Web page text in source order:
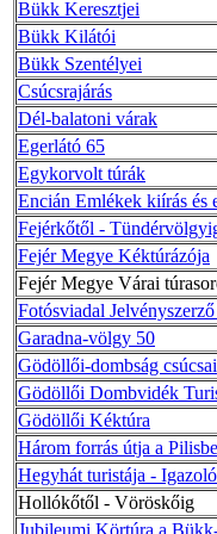
Bükk Keresztjei
Bükk Kilátói
Bükk Szentélyei
Csúcsrajárás
Dél-balatoni várak
Egerlátó 65
Egykorvolt túrák
Encián Emlékek kiírás és
Fejérkőtől -
Fejér Megye Kéktúrázója
Fejér Megye Várai
Fotósviadal
Garadna-völgy 50
Gödöllői-dombság csúcsai
Gödöllői Dombvidék
Gödöllői Kéktúra
Három forrás útja a
Hegyhát turistája -
Hollókőtől - Vöröskőig
Jubileumi Körtúra a